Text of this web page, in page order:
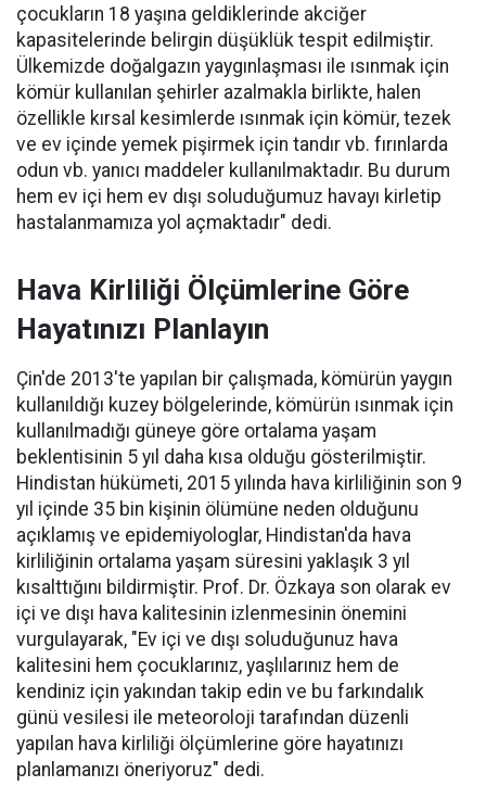
çocukların 18 yaşına geldiklerinde akciğer
kapasitelerinde belirgin düşüklük tespit edilmiştir.
Ülkemizde doğalgazın yaygınlaşması ile ısınmak için
kömür kullanılan şehirler azalmakla birlikte, halen
özellikle kırsal kesimlerde ısınmak için kömür, tezek
ve ev içinde yemek pişirmek için tandır vb. fırınlarda
odun vb. yanıcı maddeler kullanılmaktadır. Bu durum
hem ev içi hem ev dışı soluduğumuz havayı kirletip
hastalanmamıza yol açmaktadır" dedi.
Hava Kirliliği Ölçümlerine Göre
Hayatınızı Planlayın
Çin'de 2013'te yapılan bir çalışmada, kömürün yaygın
kullanıldığı kuzey bölgelerinde, kömürün ısınmak için
kullanılmadığı güneye göre ortalama yaşam
beklentisinin 5 yıl daha kısa olduğu gösterilmiştir.
Hindistan hükümeti, 2015 yılında hava kirliliğinin son 9
yıl içinde 35 bin kişinin ölümüne neden olduğunu
açıklamış ve epidemiyologlar, Hindistan'da hava
kirliliğinin ortalama yaşam süresini yaklaşık 3 yıl
kısalttığını bildirmiştir. Prof. Dr. Özkaya son olarak ev
içi ve dışı hava kalitesinin izlenmesinin önemini
vurgulayarak, "Ev içi ve dışı soluduğunuz hava
kalitesini hem çocuklarınız, yaşlılarınız hem de
kendiniz için yakından takip edin ve bu farkındalık
günü vesilesi ile meteoroloji tarafından düzenli
yapılan hava kirliliği ölçümlerine göre hayatınızı
planlamanızı öneriyoruz" dedi.